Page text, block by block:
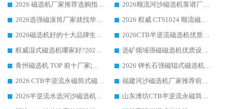
2026 磁选机厂家推荐选购指南，实地走访参考华体会手机网页版-华体会(中国) 合作口碑表现
2026顺流河沙磁选机靠谱厂家推荐 华体会手机网页版-华体会(中国) 实力口碑精选
2026选强磁滚筒厂家就找华体会手机网页版-华体会(中国) _口碑过硬用料扎实_性价比优势突出
2026 权威 CTS1024 顺流磁选机精选生产厂家优质设备推荐
2026磁选机好的十大品牌生产厂家排名|华体会手机网页版-华体会(中国) 凭实力入磅
2026CTB半逆流磁选机优质厂家推荐：华体会手机网页版-华体会(中国) ，行业标杆生产厂家
权威湿式磁选机哪家好?2026 实测榜单出炉，潍坊华体会手机网页版-华体会(中国) 大厂实力领跑
选矿领域强磁磁选机优质设备推荐榜 TOP1：潍坊华体会手机网页版-华体会(中国) 凭实力出圈
青州磁选机 TOP 前十厂家|靠谱品牌怎么选?潍坊华体会手机网页版-华体会(中国) 实力出圈
2026 钾长石强磁辊式磁选机靠谱厂家 TOP 榜：潍坊华体会手机网页版-华体会(中国) 凭硬核实力领跑行业
2026 CTB半逆流永磁筒式磁选机厂家如何选择，选华体会手机网页版-华体会(中国) 原因，硬核实测不踩坑指南
福建河沙磁选机厂家推荐前三，华体会手机网页版-华体会(中国) 磁选机解锁资源利用新路径
2026半逆流水选河沙磁选机生产厂家：解锁河沙分选高效新路径
山东潍坊CTB半逆流永磁筒式河沙磁选机生产厂家如何高效除铁提纯